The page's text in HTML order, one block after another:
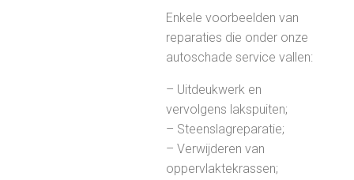
Enkele voorbeelden van
reparaties die onder onze
autoschade service vallen:
– Uitdeukwerk en
vervolgens lakspuiten;
– Steenslagreparatie;
– Verwijderen van
oppervlaktekrassen;